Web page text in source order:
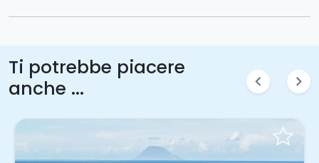
Ti potrebbe piacere
anche ...
chevron_left chevron_right